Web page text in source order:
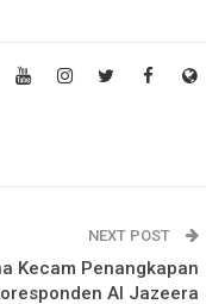
NEXT POST
Kecam Penangkapan
Al Jazeera